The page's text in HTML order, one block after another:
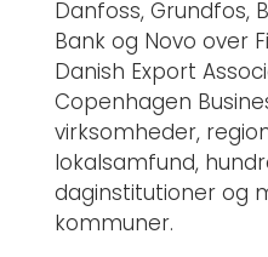
Danfoss, Grundfos,
Bank og Novo over
Danish Export
Copenhagen
virksomheder,
lokalsamfund,
daginstitutioner og
kommuner.